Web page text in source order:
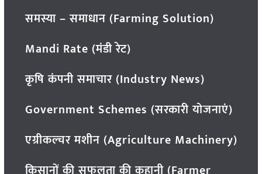
समस्या – समाधान (Farming Solution)
Mandi Rate (मंडी रेट)
कृषि कंपनी समाचार (Industry News)
Government Schemes (सरकारी योजनाएं)
एग्रीकल्चर मशीन (Agriculture Machinery)